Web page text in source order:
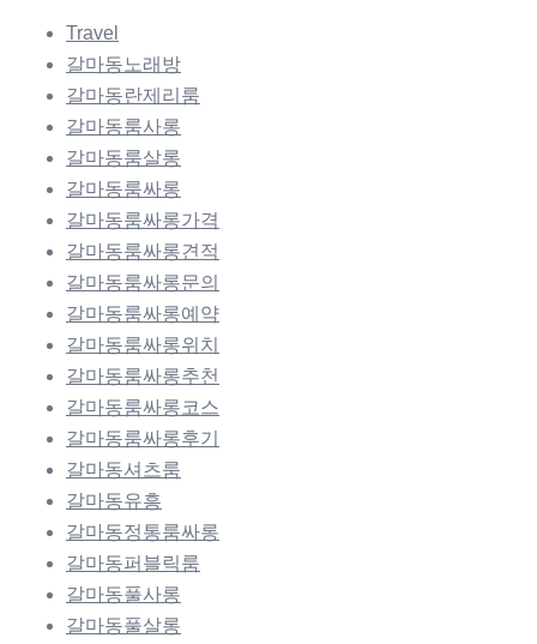
Travel
갈마동노래방
갈마동란제리룸
갈마동룸사롱
갈마동룸살롱
갈마동룸싸롱
갈마동룸싸롱가격
갈마동룸싸롱견적
갈마동룸싸롱문의
갈마동룸싸롱예약
갈마동룸싸롱위치
갈마동룸싸롱추천
갈마동룸싸롱코스
갈마동룸싸롱후기
갈마동셔츠룸
갈마동유흥
갈마동정통룸싸롱
갈마동퍼블릭룸
갈마동풀사롱
갈마동풀살롱